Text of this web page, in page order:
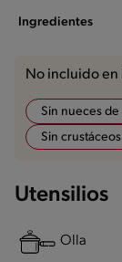
Ingredientes
No incluido en
Sin nueces de
Sin crustáceos
Utensilios
Olla